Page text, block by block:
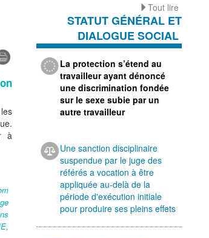
à
Tout lire
STATUT GÉNÉRAL ET
DIALOGUE SOCIAL
La protection s’étend au
travailleur ayant dénoncé
une discrimination fondée
sur le sexe subie par un
autre travailleur
Une sanction disciplinaire
suspendue par le juge des
référés a vocation à être
appliquée au-delà de la
période d'exécution initiale
pour produire ses pleins effets